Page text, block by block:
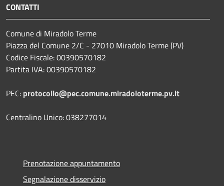
CONTATTI
Comune di Miradolo Terme
Piazza del Comune 2/C - 27010 Miradolo Terme (PV)
Codice Fiscale: 00390570182
Partita IVA: 00390570182
PEC: protocollo@pec.comune.miradoloterme.pv.it
Centralino Unico: 038277014
Prenotazione appuntamento
Segnalazione disservizio